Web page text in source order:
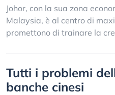
Johor, con la sua zona
Malaysia, è al centro di
promettono di trainare la
Tutti i problemi
banche cinesi